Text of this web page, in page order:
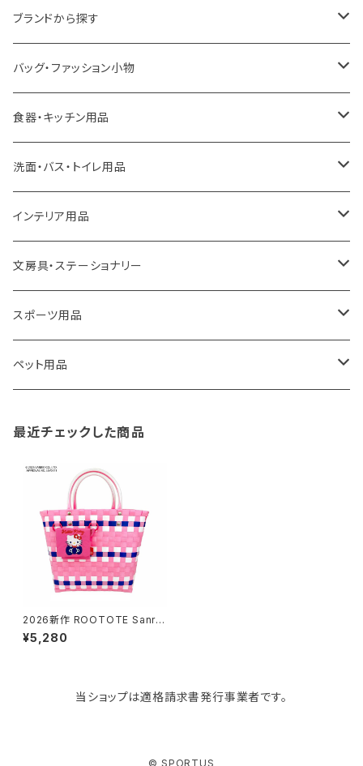
ブランドから探す
LOQI
ideaco
a.depeche
ROOTOTE
100percent
藤田金属
TG
Like-it
KIND BAG LONDON
バッグ・ファッション小物
エコバッグ
アクセサリー
トートバッグ
保冷バッグ
リュックサック
ショルダーバッグ
マザーズバッグ
パソコンケース
食器・キッチン用品
キッチンラック
キッチンペーパーホルダー
食器・テーブルウェア
ゴミ箱
収納用品
タオルハンガー
調理器具・調理小物
洗面・バス・トイレ用品
洗面用品
掃除・洗濯用品
トイレ用品
バス用品
インテリア用品
アイロン台
アクセサリー収納
ウェットティッシュケース
蚊やり
クッション・クッションカバー
文房具・ステーショナリー
筆記具・ペン
ノート
スポーツ用品
卓球用品
ペット用品
その他
最近チェックした商品
2026新作 ROOTOTE Sanrio
ルートート サンリオ DELI 8474
IP.デリバスケット.サンリオキャラ
¥5,280
当ショップは適格請求書発行事業者です。
© SPORTUS